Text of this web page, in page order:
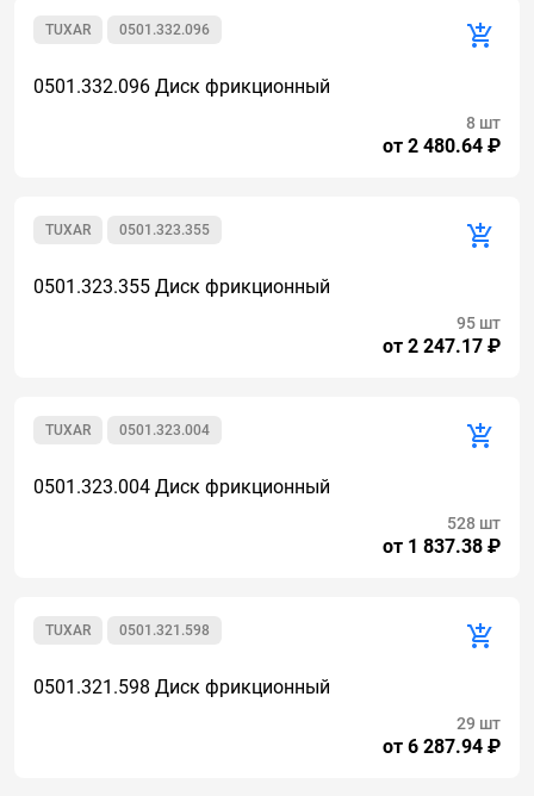
0501.332.096
TUXAR
0501.332.096 Диск фрикционный
от 2 480.64 ₽
8 шт
0501.323.355
TUXAR
0501.323.355 Диск фрикционный
от 2 247.17 ₽
95 шт
0501.323.004
TUXAR
0501.323.004 Диск фрикционный
от 1 837.38 ₽
528 шт
0501.321.598
TUXAR
0501.321.598 Диск фрикционный
от 6 287.94 ₽
29 шт